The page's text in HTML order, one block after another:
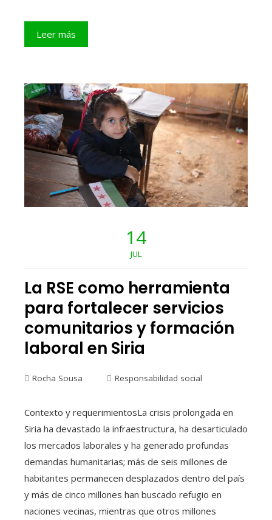
Leer más
14
JUL
La RSE como herramienta
para fortalecer servicios
comunitarios y formación
laboral en Siria
Rocha Sousa Responsabilidad social
Contexto y requerimientosLa crisis prolongada en
Siria ha devastado la infraestructura, ha desarticulado
los mercados laborales y ha generado profundas
demandas humanitarias; más de seis millones de
habitantes permanecen desplazados dentro del país
y más de cinco millones han buscado refugio en
naciones vecinas, mientras que otros millones